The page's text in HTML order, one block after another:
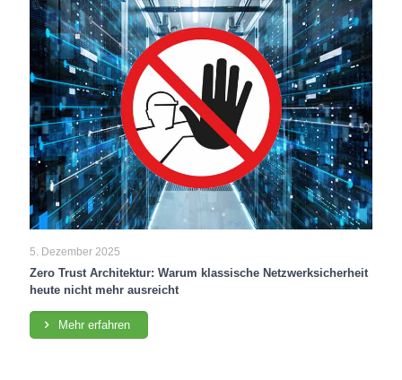
5. Dezember 2025
Zero Trust Architektur: Warum klassische Netzwerksicherheit
heute nicht mehr ausreicht
Mehr erfahren